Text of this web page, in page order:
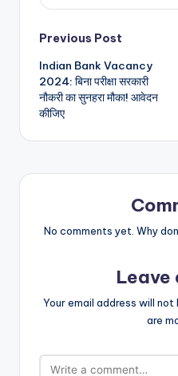
Post
navigation
Previous Post
Indian Bank Vacancy
2024: बिना परीक्षा सरकारी
नौकरी का सुनहरा मौका! आवेदन
कीजिए
No comments yet. Why
Leave
Your email address will not
are